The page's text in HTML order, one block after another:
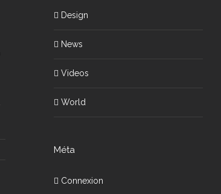
Design
News
Videos
World
Méta
Connexion